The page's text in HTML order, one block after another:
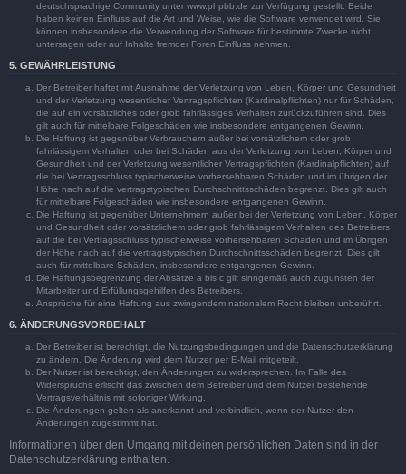
deutschsprachige Community unter www.phpbb.de zur Verfügung gestellt. Beide
haben keinen Einfluss auf die Art und Weise, wie die Software verwendet wird. Sie
können insbesondere die Verwendung der Software für bestimmte Zwecke nicht
untersagen oder auf Inhalte fremder Foren Einfluss nehmen.
5. GEWÄHRLEISTUNG
Der Betreiber haftet mit Ausnahme der Verletzung von Leben, Körper und Gesundheit
und der Verletzung wesentlicher Vertragspflichten (Kardinalpflichten) nur für Schäden,
die auf ein vorsätzliches oder grob fahrlässiges Verhalten zurückzuführen sind. Dies
gilt auch für mittelbare Folgeschäden wie insbesondere entgangenen Gewinn.
Die Haftung ist gegenüber Verbrauchern außer bei vorsätzlichem oder grob
fahrlässigem Verhalten oder bei Schäden aus der Verletzung von Leben, Körper und
Gesundheit und der Verletzung wesentlicher Vertragspflichten (Kardinalpflichten) auf
die bei Vertragsschluss typischerweise vorhersehbaren Schäden und im übrigen der
Höhe nach auf die vertragstypischen Durchschnittsschäden begrenzt. Dies gilt auch
für mittelbare Folgeschäden wie insbesondere entgangenen Gewinn.
Die Haftung ist gegenüber Unternehmern außer bei der Verletzung von Leben, Körper
und Gesundheit oder vorsätzlichem oder grob fahrlässigem Verhalten des Betreibers
auf die bei Vertragsschluss typischerweise vorhersehbaren Schäden und im Übrigen
der Höhe nach auf die vertragstypischen Durchschnittsschäden begrenzt. Dies gilt
auch für mittelbare Schäden, insbesondere entgangenen Gewinn.
Die Haftungsbegrenzung der Absätze a bis c gilt sinngemäß auch zugunsten der
Mitarbeiter und Erfüllungsgehilfen des Betreibers.
Ansprüche für eine Haftung aus zwingendem nationalem Recht bleiben unberührt.
6. ÄNDERUNGSVORBEHALT
Der Betreiber ist berechtigt, die Nutzungsbedingungen und die Datenschutzerklärung
zu ändern. Die Änderung wird dem Nutzer per E-Mail mitgeteilt.
Der Nutzer ist berechtigt, den Änderungen zu widersprechen. Im Falle des
Widerspruchs erlischt das zwischen dem Betreiber und dem Nutzer bestehende
Vertragsverhältnis mit sofortiger Wirkung.
Die Änderungen gelten als anerkannt und verbindlich, wenn der Nutzer den
Änderungen zugestimmt hat.
Informationen über den Umgang mit deinen persönlichen Daten sind in der
Datenschutzerklärung enthalten.